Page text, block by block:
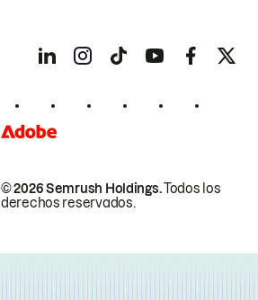
© 2026 Semrush Holdings.Todos los
derechos reservados.